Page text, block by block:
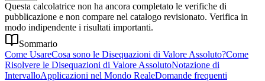
Questa calcolatrice non ha ancora completato le verifiche di
pubblicazione e non compare nel catalogo revisionato. Verifica in
modo indipendente i risultati importanti.
Sommario
Come UsareCosa sono le Disequazioni di Valore Assoluto?Come
Risolvere le Disequazioni di Valore AssolutoNotazione di
IntervalloApplicazioni nel Mondo RealeDomande frequenti